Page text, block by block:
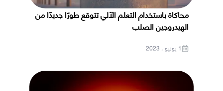
محاكاة باستخدام التعلم الآلي تتوقع طورًا جديدًا من
الهيدروجين الصلب
1 يونيو ، 2023